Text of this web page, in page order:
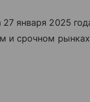
января 2025
и срочном